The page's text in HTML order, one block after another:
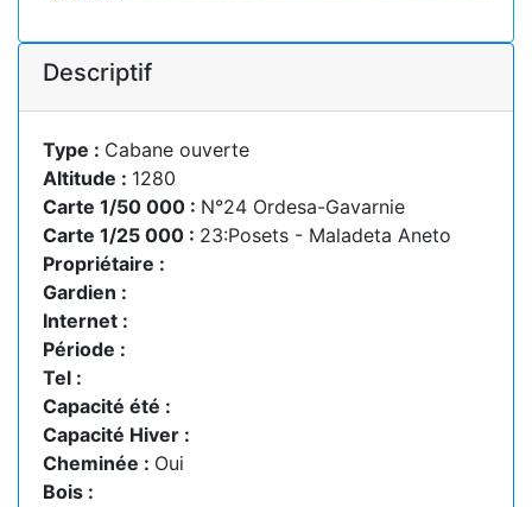
Descriptif
Type : Cabane ouverte
Altitude : 1280
Carte 1/50 000 : N°24 Ordesa-Gavarnie
Carte 1/25 000 : 23:Posets - Maladeta Aneto
Propriétaire :
Gardien :
Internet :
Période :
Tel :
Capacité été :
Capacité Hiver :
Cheminée : Oui
Bois :